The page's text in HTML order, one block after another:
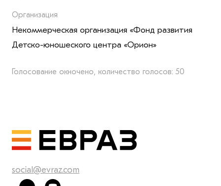
Организация
Некоммерческая организация «Фонд развития
Детско-юношеского центра «Орион»
Голосование окночено, количество голосов: 50
social@evraz.com